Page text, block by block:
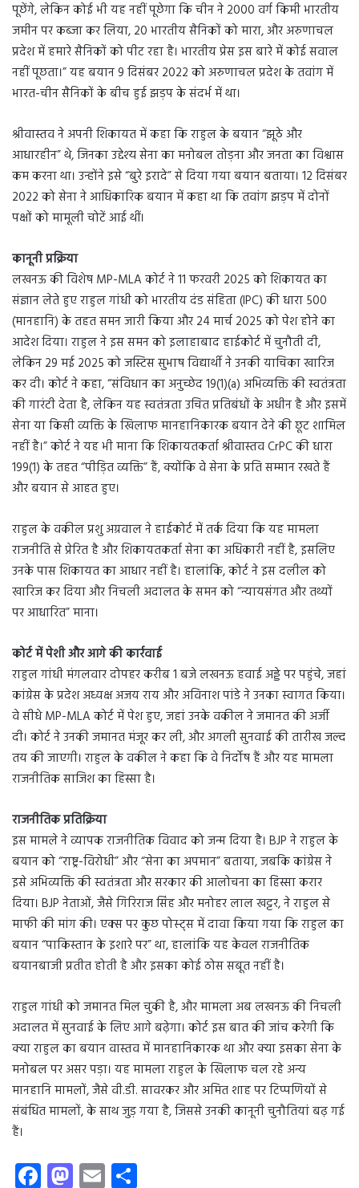
पूछेंगे, लेकिन कोई भी यह नहीं पूछेगा कि चीन ने 2000 वर्ग किमी भारतीय
जमीन पर कब्जा कर लिया, 20 भारतीय सैनिकों को मारा, और अरुणाचल
प्रदेश में हमारे सैनिकों को पीट रहा है। भारतीय प्रेस इस बारे में कोई सवाल
नहीं पूछता।” यह बयान 9 दिसंबर 2022 को अरुणाचल प्रदेश के तवांग में
भारत-चीन सैनिकों के बीच हुई झड़प के संदर्भ में था।
श्रीवास्तव ने अपनी शिकायत में कहा कि राहुल के बयान “झूठे और
आधारहीन” थे, जिनका उद्देश्य सेना का मनोबल तोड़ना और जनता का विश्वास
कम करना था। उन्होंने इसे “बुरे इरादे” से दिया गया बयान बताया। 12 दिसंबर
2022 को सेना ने आधिकारिक बयान में कहा था कि तवांग झड़प में दोनों
पक्षों को मामूली चोटें आई थीं।
कानूनी प्रक्रिया
लखनऊ की विशेष MP-MLA कोर्ट ने 11 फरवरी 2025 को शिकायत का
संज्ञान लेते हुए राहुल गांधी को भारतीय दंड संहिता (IPC) की धारा 500
(मानहानि) के तहत समन जारी किया और 24 मार्च 2025 को पेश होने का
आदेश दिया। राहुल ने इस समन को इलाहाबाद हाईकोर्ट में चुनौती दी,
लेकिन 29 मई 2025 को जस्टिस सुभाष विद्यार्थी ने उनकी याचिका खारिज
कर दी। कोर्ट ने कहा, “संविधान का अनुच्छेद 19(1)(a) अभिव्यक्ति की स्वतंत्रता
की गारंटी देता है, लेकिन यह स्वतंत्रता उचित प्रतिबंधों के अधीन है और इसमें
सेना या किसी व्यक्ति के खिलाफ मानहानिकारक बयान देने की छूट शामिल
नहीं है।” कोर्ट ने यह भी माना कि शिकायतकर्ता श्रीवास्तव CrPC की धारा
199(1) के तहत “पीड़ित व्यक्ति” हैं, क्योंकि वे सेना के प्रति सम्मान रखते हैं
और बयान से आहत हुए।
राहुल के वकील प्रशु अग्रवाल ने हाईकोर्ट में तर्क दिया कि यह मामला
राजनीति से प्रेरित है और शिकायतकर्ता सेना का अधिकारी नहीं है, इसलिए
उनके पास शिकायत का आधार नहीं है। हालांकि, कोर्ट ने इस दलील को
खारिज कर दिया और निचली अदालत के समन को “न्यायसंगत और तथ्यों
पर आधारित” माना।
कोर्ट में पेशी और आगे की कार्रवाई
राहुल गांधी मंगलवार दोपहर करीब 1 बजे लखनऊ हवाई अड्डे पर पहुंचे, जहां
कांग्रेस के प्रदेश अध्यक्ष अजय राय और अविनाश पांडे ने उनका स्वागत किया।
वे सीधे MP-MLA कोर्ट में पेश हुए, जहां उनके वकील ने जमानत की अर्जी
दी। कोर्ट ने उनकी जमानत मंजूर कर ली, और अगली सुनवाई की तारीख जल्द
तय की जाएगी। राहुल के वकील ने कहा कि वे निर्दोष हैं और यह मामला
राजनीतिक साजिश का हिस्सा है।
राजनीतिक प्रतिक्रिया
इस मामले ने व्यापक राजनीतिक विवाद को जन्म दिया है। BJP ने राहुल के
बयान को “राष्ट्र-विरोधी” और “सेना का अपमान” बताया, जबकि कांग्रेस ने
इसे अभिव्यक्ति की स्वतंत्रता और सरकार की आलोचना का हिस्सा करार
दिया। BJP नेताओं, जैसे गिरिराज सिंह और मनोहर लाल खट्टर, ने राहुल से
माफी की मांग की। एक्स पर कुछ पोस्ट्स में दावा किया गया कि राहुल का
बयान “पाकिस्तान के इशारे पर” था, हालांकि यह केवल राजनीतिक
बयानबाजी प्रतीत होती है और इसका कोई ठोस सबूत नहीं है।
राहुल गांधी को जमानत मिल चुकी है, और मामला अब लखनऊ की निचली
अदालत में सुनवाई के लिए आगे बढ़ेगा। कोर्ट इस बात की जांच करेगी कि
क्या राहुल का बयान वास्तव में मानहानिकारक था और क्या इसका सेना के
मनोबल पर असर पड़ा। यह मामला राहुल के खिलाफ चल रहे अन्य
मानहानि मामलों, जैसे वी.डी. सावरकर और अमित शाह पर टिप्पणियों से
संबंधित मामलों, के साथ जुड़ गया है, जिससे उनकी कानूनी चुनौतियां बढ़ गई
हैं।
Fa M E